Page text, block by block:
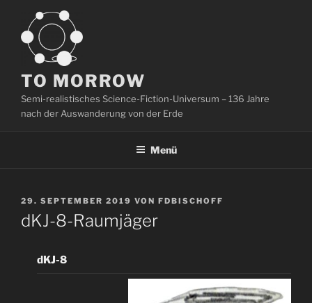
springen
TO MORROW
Semi-realistisches Science-Fiction-Universum – 136 Jahre
nach der Auswanderung von der Erde
Menü
VERÖFFENTLICHT
AM
29. SEPTEMBER 2019 VON FDBISCHOFF
dKJ-8-Raumjäger
dKJ-8